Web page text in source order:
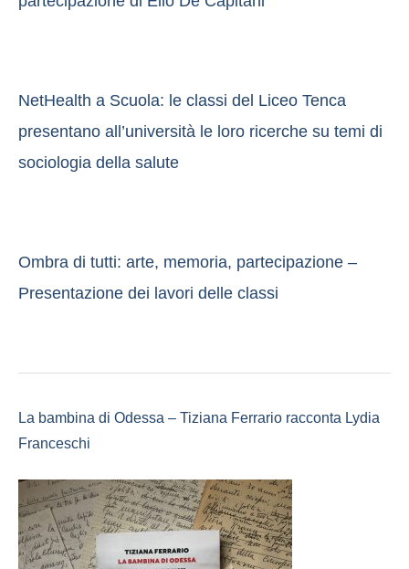
NetHealth a Scuola: le classi del Liceo Tenca
presentano all’università le loro ricerche su temi di
sociologia della salute
Ombra di tutti: arte, memoria, partecipazione –
Presentazione dei lavori delle classi
La bambina di Odessa – Tiziana Ferrario racconta Lydia
Franceschi